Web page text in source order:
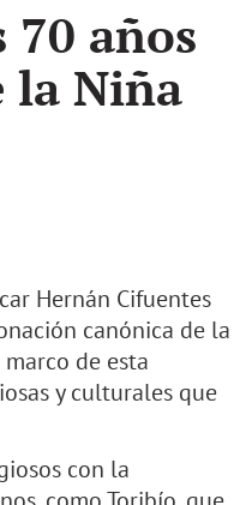
70 años
la Niña
Hernán Cifuentes
canónica de la
de esta
y culturales que
con la